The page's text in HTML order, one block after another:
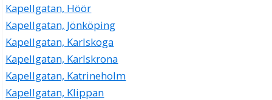
Kapellgatan, Höör
Kapellgatan, Jönköping
Kapellgatan, Karlskoga
Kapellgatan, Karlskrona
Kapellgatan, Katrineholm
Kapellgatan, Klippan